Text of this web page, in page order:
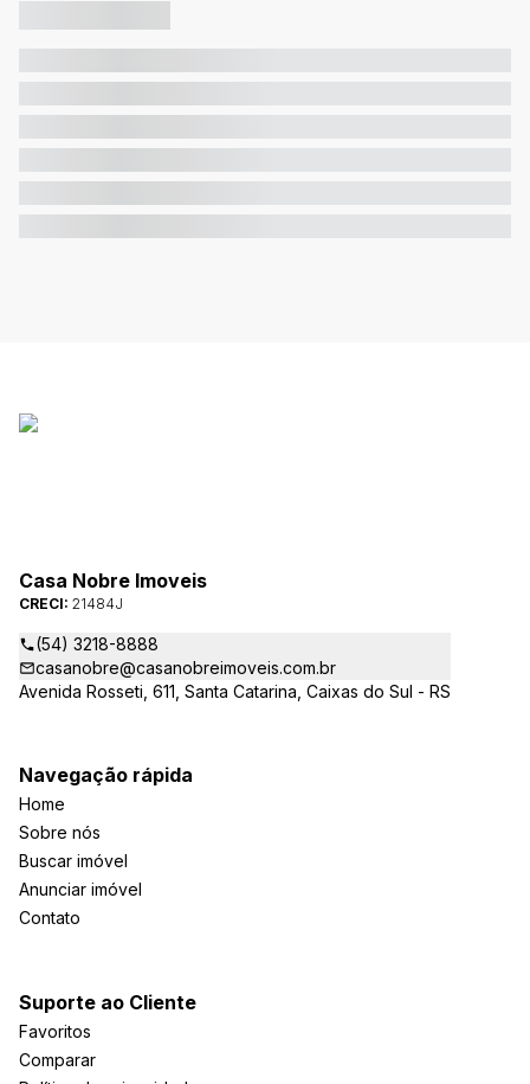
Casa Nobre Imoveis
CRECI: 21484J
(54) 3218-8888
casanobre@casanobreimoveis.com.br
Avenida Rosseti, 611, Santa Catarina, Caixas do Sul - RS
Navegação rápida
Home
Sobre nós
Buscar imóvel
Anunciar imóvel
Contato
Suporte ao Cliente
Favoritos
Comparar